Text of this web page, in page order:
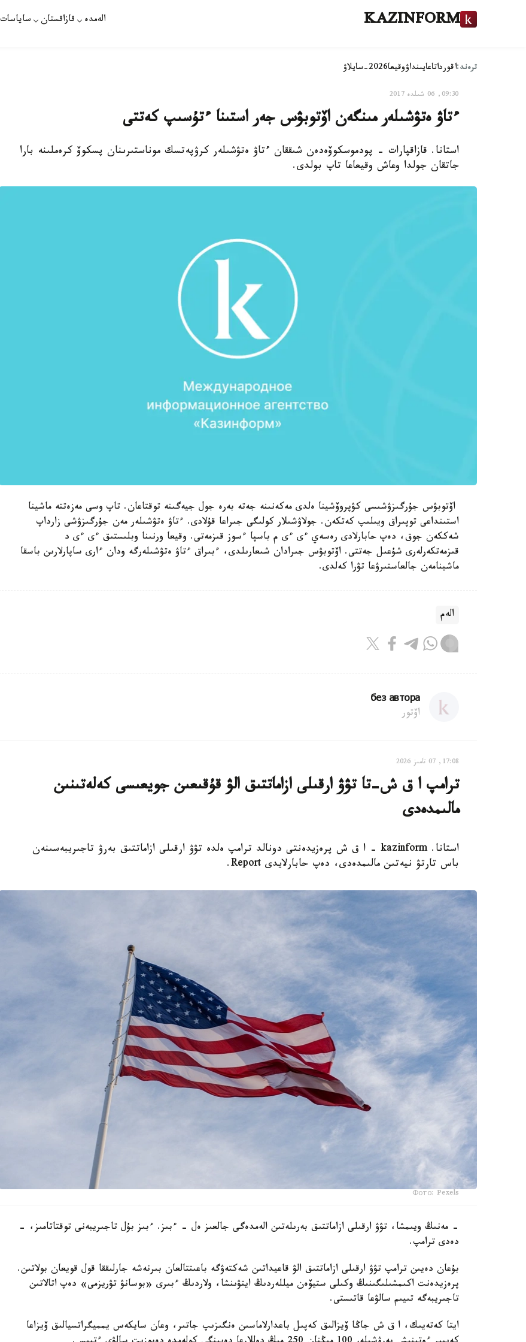
KAZINFORM الەمدە قازاقستان ساياسات
ترەند:اقورداتاعايىنداۋوقيعا2026-سايلاۋ
09:30, 06 شىلدە 2017
ءتاۋ ەتۋشىلەر مىنگەن اۆتوبۋس جەر استىنا ءتۇسىپ كەتتى
استانا. قازاقپارات - پودموسكوۆەدەن شىققان ءتاۋ ەتۋشىلەر كرۋپەتسك موناستىرىنان پسكوۆ كرەملىنە بارا
جاتقان جولدا وعاش وقيعاعا تاپ بولدى.
اۆتوبۋس جۇرگىزۋشىسى كۋپروۆشينا ەلدى مەكەنىنە جەتە بەرە جول جيەگىنە توقتاعان. تاپ وسى مەزەتتە ماشينا
استىنداعى توپىراق ويىلىپ كەتكەن. جولاۋشىلار كولىگى جىراعا قۇلادى. ءتاۋ ەتۋشىلەر مەن جۇرگىزۋشى زارداپ
شەككەن جوق، دەپ حابارلادى رەسەي ءى ءى م باسپا ءسوز قىزمەتى. وقيعا ورنىنا وبلىستىق ءى ءى د
قىزمەتكەرلەرى شۇعىل جەتتى. اۆتوبۋس جىرادان شىعارىلدى، ءبىراق ءتاۋ ەتۋشىلەرگە ودان ءارى ساپارلارىن باسقا
ماشينامەن جالعاستىرۋعا تۋرا كەلدى.
الەم
без автора
اۆتور
17:08, 07 تامىز 2026
ترامپ ا ق ش-تا تۋۋ ارقىلى ازاماتتىق الۋ قۇقىعىن جويعىسى كەلەتىنىن
مالىمدەدى
استانا. kazinform - ا ق ش پرەزيدەنتى دونالد ترامپ ەلدە تۋۋ ارقىلى ازاماتتىق بەرۋ تاجىريبەسىنەن
باس تارتۋ نيەتىن مالىمدەدى، دەپ حابارلايدى Report.
Фото: Pexels
- مەنىڭ ويىمشا، تۋۋ ارقىلى ازاماتتىق بەرىلەتىن الەمدەگى جالعىز ەل - ءبىز. ءبىز بۇل تاجىريبەنى توقتاتامىز، -
دەدى ترامپ.
بۇعان دەيىن ترامپ تۋۋ ارقىلى ازاماتتىق الۋ قاعيداتىن شەكتەۋگە باعىتتالعان بىرنەشە جارلىققا قول قويعان بولاتىن.
پرەزيدەنت اكىمشىلىگىنىڭ وكىلى ستيۆەن ميللەردىڭ ايتۋىنشا، ولاردىڭ ءبىرى «بوسانۋ تۋريزمى» دەپ اتالاتىن
تاجىريبەگە تىيىم سالۋعا قاتىستى.
ايتا كەتەيىك، ا ق ش جاڭا ۆيزالىق كەپىل باعدارلاماسىن ەنگىزىپ جاتىر، وعان سايكەس يمميگراتسيالىق ۆيزاعا